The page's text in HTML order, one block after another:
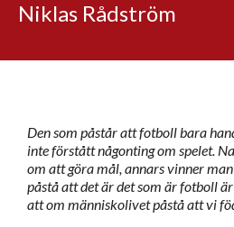
Niklas Rådström
Den som påstår att fotboll bara
inte förstått någonting om spelet.
om att göra mål, annars vinner
påstå att det är det som är fotboll
att om människolivet påstå att vi